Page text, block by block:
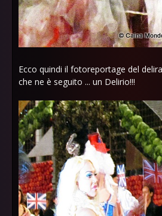
Ecco quindi il fotoreportage del
che ne è seguito ... un Delirio!!!